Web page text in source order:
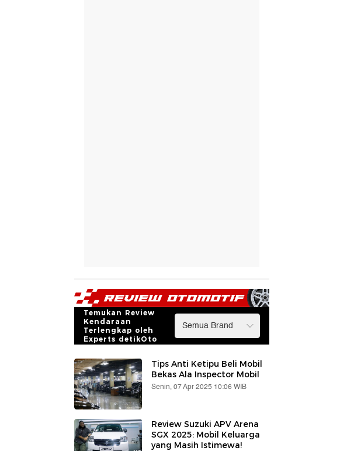
Temukan Review
Kendaraan
Terlengkap oleh
Experts detikOto
Tips Anti Ketipu Beli Mobil
Bekas Ala Inspector Mobil
Senin, 07 Apr 2025 10:06 WIB
Review Suzuki APV Arena
SGX 2025: Mobil Keluarga
yang Masih Istimewa!